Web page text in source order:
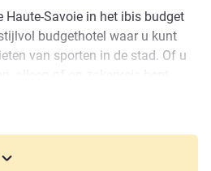
Haute-Savoie in het ibis budget
budgethotel waar u kunt
van sporten in de stad. Of u
in een gezellige en moderne
76 nieuwe kamers voor ultiem
verblijf.